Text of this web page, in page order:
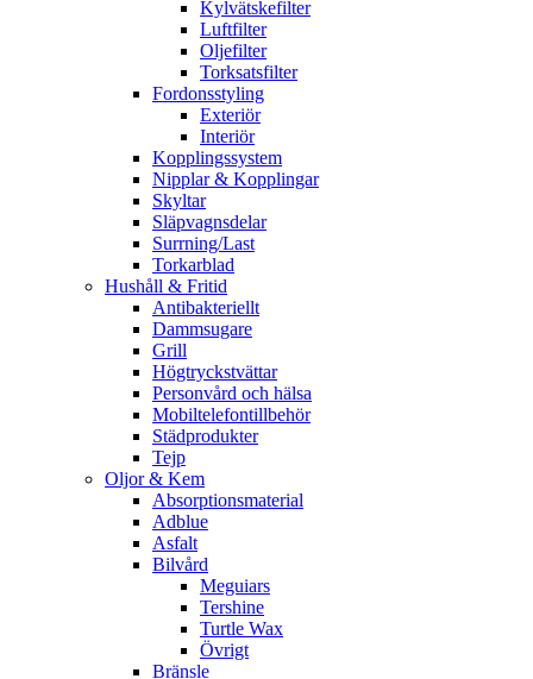
Kylvätskefilter
Luftfilter
Oljefilter
Torksatsfilter
Fordonsstyling
Exteriör
Interiör
Kopplingssystem
Nipplar & Kopplingar
Skyltar
Släpvagnsdelar
Surrning/Last
Torkarblad
Hushåll & Fritid
Antibakteriellt​
Dammsugare
Grill
Högtryckstvättar
Personvård och hälsa
Mobiltelefontillbehör
Städprodukter
Tejp
Oljor & Kem
Absorptionsmaterial
Adblue
Asfalt
Bilvård
Meguiars
Tershine
Turtle Wax
Övrigt
Bränsle